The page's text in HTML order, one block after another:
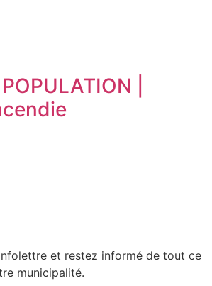
|
et restez informé de tout ce
municipalité.